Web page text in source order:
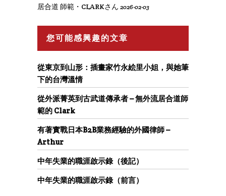
居合道 師範・CLARKさん 2026-02-03
您可能感興趣的文章
從東京到山形：插畫家竹永絵里小姐，與她筆
下的台灣溫情
從外派菁英到古武道傳承者 – 無外流居合道師
範的 Clark
有著實戰日本B2B業務經驗的外國律師 –
Arthur
中年失業的職涯啟示錄（後記）
中年失業的職涯啟示錄（前言）